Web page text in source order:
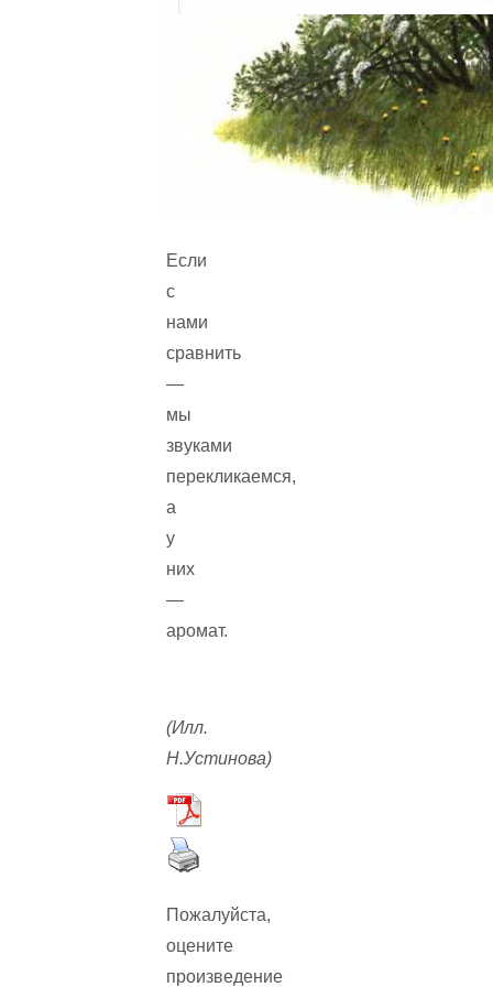
Если
с
нами
сравнить
—
мы
звуками
перекликаемся,
а
у
них
—
аромат.
(Илл.
Н.Устинова)
Пожалуйста,
оцените
произведение